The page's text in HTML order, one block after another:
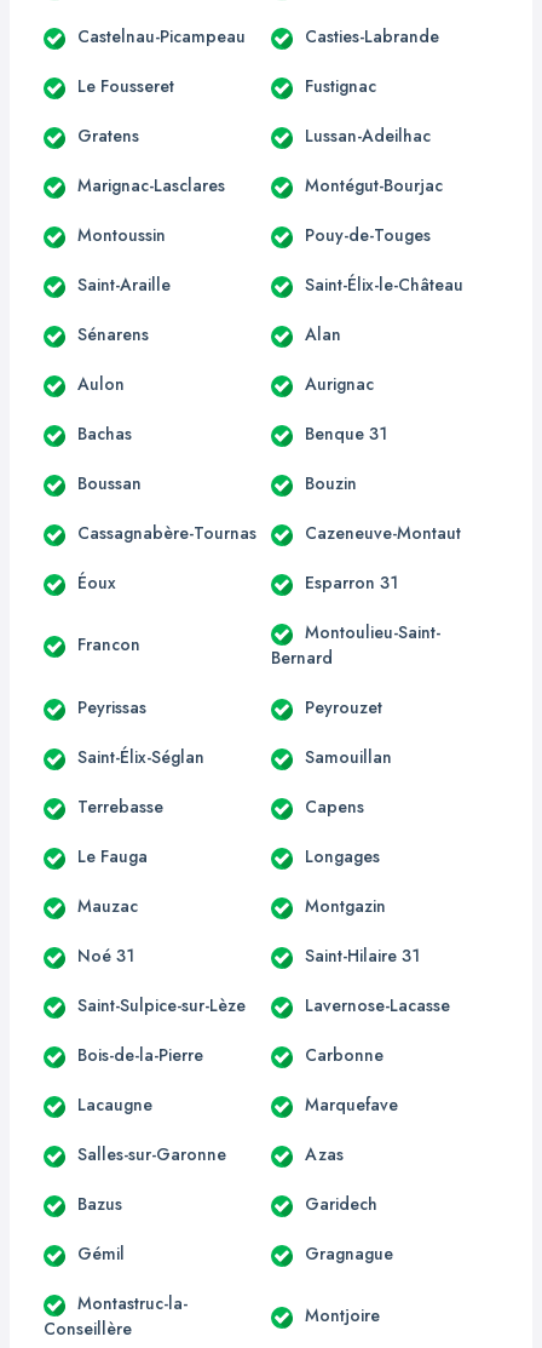
Castelnau-Picampeau Casties-Labrande
Le Fousseret Fustignac
Gratens Lussan-Adeilhac
Marignac-Lasclares Montégut-Bourjac
Montoussin Pouy-de-Touges
Saint-Araille Saint-Élix-le-Château
Sénarens Alan
Aulon Aurignac
Bachas Benque 31
Boussan Bouzin
Cassagnabère-Tournas Cazeneuve-Montaut
Éoux Esparron 31
Francon
Montoulieu-Saint-
Bernard
Peyrissas Peyrouzet
Saint-Élix-Séglan Samouillan
Terrebasse Capens
Le Fauga Longages
Mauzac Montgazin
Noé 31 Saint-Hilaire 31
Saint-Sulpice-sur-Lèze Lavernose-Lacasse
Bois-de-la-Pierre Carbonne
Lacaugne Marquefave
Salles-sur-Garonne Azas
Bazus Garidech
Gémil Gragnague
Montastruc-la-
Conseillère
Montjoire